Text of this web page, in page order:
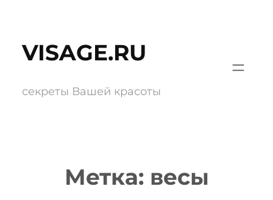
содержимому
VISAGE.RU
секреты Вашей красоты
Метка: весы